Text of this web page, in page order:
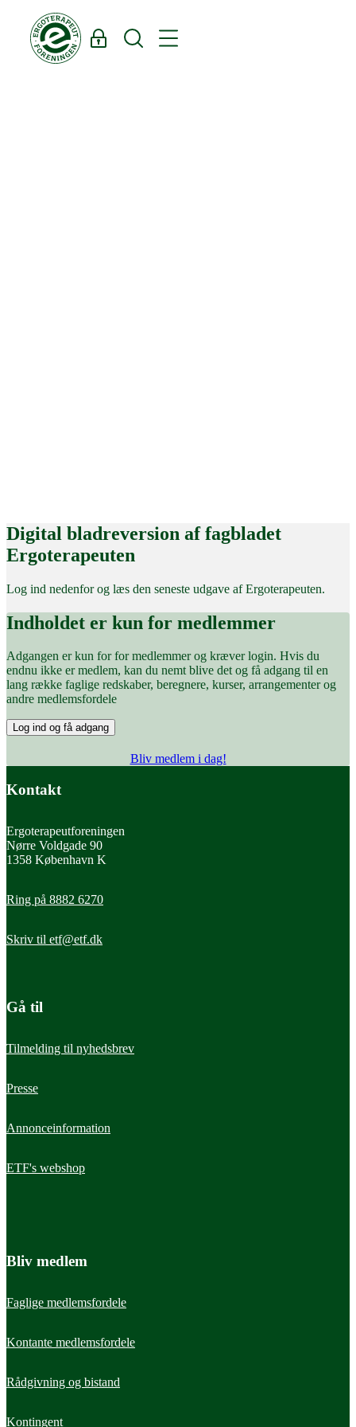
Log ind Søg
Digital bladreversion af fagbladet
Ergoterapeuten
Log ind nedenfor og læs den seneste udgave af Ergoterapeuten.
Indholdet er kun for medlemmer
Adgangen er kun for for medlemmer og kræver login. Hvis du
endnu ikke er medlem, kan du nemt blive det og få adgang til en
lang række faglige redskaber, beregnere, kurser, arrangementer og
andre medlemsfordele
Log ind og få adgang
Bliv medlem i dag!
Kontakt
Ergoterapeutforeningen
Nørre Voldgade 90
1358 København K
Ring på 8882 6270
Skriv til etf@etf.dk
Gå til
Tilmelding til nyhedsbrev
Presse
Annonceinformation
ETF's webshop
Bliv medlem
Faglige medlemsfordele
Kontante medlemsfordele
Rådgivning og bistand
Kontingent